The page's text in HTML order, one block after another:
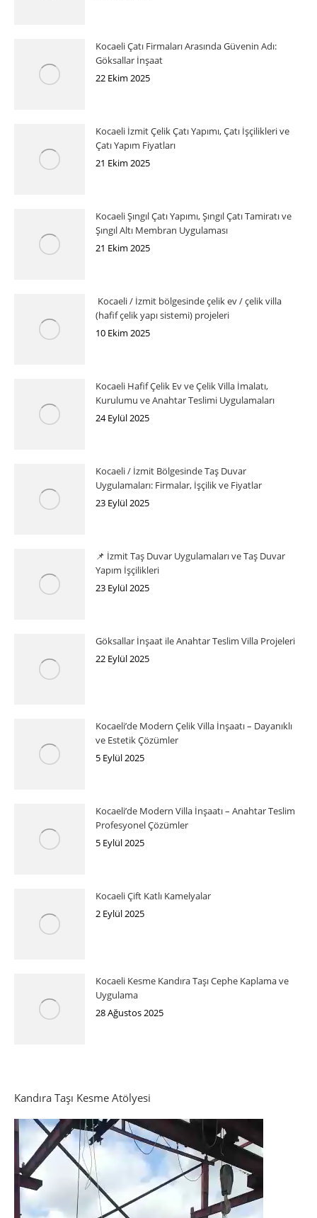
Kocaeli Çatı Firmaları Arasında Güvenin Adı:
Göksallar İnşaat
22 Ekim 2025
Kocaeli İzmit Çelik Çatı Yapımı, Çatı İşçilikleri ve
Çatı Yapım Fiyatları
21 Ekim 2025
Kocaeli Şıngıl Çatı Yapımı, Şıngıl Çatı Tamiratı ve
Şıngıl Altı Membran Uygulaması
21 Ekim 2025
Kocaeli / İzmit bölgesinde çelik ev / çelik villa
(hafif çelik yapı sistemi) projeleri
10 Ekim 2025
Kocaeli Hafif Çelik Ev ve Çelik Villa İmalatı,
Kurulumu ve Anahtar Teslimi Uygulamaları
24 Eylül 2025
Kocaeli / İzmit Bölgesinde Taş Duvar
Uygulamaları: Firmalar, İşçilik ve Fiyatlar
23 Eylül 2025
📌 İzmit Taş Duvar Uygulamaları ve Taş Duvar
Yapım İşçilikleri
23 Eylül 2025
Göksallar İnşaat ile Anahtar Teslim Villa Projeleri
22 Eylül 2025
Kocaeli’de Modern Çelik Villa İnşaatı – Dayanıklı
ve Estetik Çözümler
5 Eylül 2025
Kocaeli’de Modern Villa İnşaatı – Anahtar Teslim
Profesyonel Çözümler
5 Eylül 2025
Kocaeli Çift Katlı Kamelyalar
2 Eylül 2025
Kocaeli Kesme Kandıra Taşı Cephe Kaplama ve
Uygulama
28 Ağustos 2025
Kandıra Taşı Kesme Atölyesi